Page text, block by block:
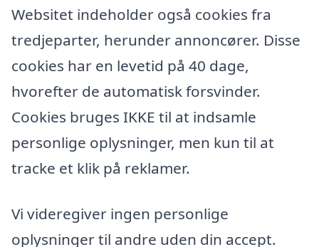
Websitet indeholder også cookies fra
tredjeparter, herunder annoncører. Disse
cookies har en levetid på 40 dage,
hvorefter de automatisk forsvinder.
Cookies bruges IKKE til at indsamle
personlige oplysninger, men kun til at
tracke et klik på reklamer.
Vi videregiver ingen personlige
oplysninger til andre uden din accept.